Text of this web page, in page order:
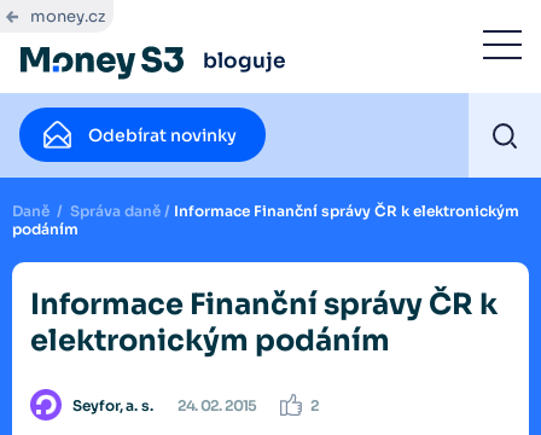
money.cz
bloguje
Odebírat novinky
Daně / Správa daně / Informace Finanční správy ČR k elektronickým
podáním
Informace Finanční správy ČR k
elektronickým podáním
Seyfor, a. s. 24. 02. 2015 2